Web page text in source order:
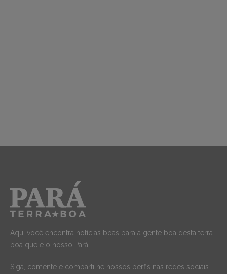
Aqui você encontra notícias boas para a gente boa desta terra
boa que é o nosso Pará.
Siga, comente e compartilhe nossos perfis nas redes sociais.